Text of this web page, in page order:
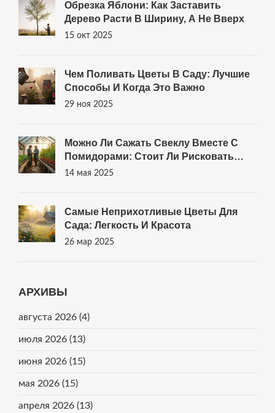
Обрезка Яблони: Как Заставить
Дерево Расти В Ширину, А Не Вверх
15 окт 2025
Чем Поливать Цветы В Саду: Лучшие
Способы И Когда Это Важно
29 ноя 2025
Можно Ли Сажать Свеклу Вместе С
Помидорами: Стоит Ли Рисковать
Урожаем?
14 мая 2025
Самые Неприхотливые Цветы Для
Сада: Легкость И Красота
26 мар 2025
АРХИВЫ
августа 2026 (4)
июля 2026 (13)
июня 2026 (15)
мая 2026 (15)
апреля 2026 (13)